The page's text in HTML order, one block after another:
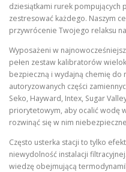
dziesiątkami rurek pompujących
zestresować każdego. Naszym
przywrócenie Twojego relaksu
Wyposażeni w
pełen zestaw kalibratorów
bezpieczną i wydajną chemię do
autoryzowanych części
Seko, Hayward, Intex, Sugar
priorytetowym, aby ocalić wodę
rozwinąć się w nim
Często usterka stacji to tylko
niewydolność instalacji
wiedzę obejmującą